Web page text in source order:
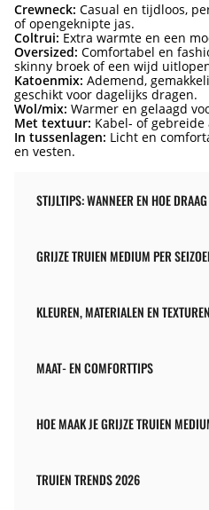
Crewneck: Casual en tijdloos,
of opengeknipte jas.
Coltrui: Extra warmte en een
Oversized: Comfortabel en
skinny broek of een wijd
Katoenmix: Ademend,
geschikt voor dagelijks dragen.
Wol/mix: Warmer en gelaagd
Met textuur: Kabel- of
In tussenlagen: Licht en
en vesten.
STIJLTIPS: WANNEER EN HOE
GRIJZE TRUIEN MEDIUM PER
KLEUREN, MATERIALEN EN TEXTUREN
MAAT- EN COMFORTTIPS
HOE MAAK JE GRIJZE TRUIEN
TRUIEN TRENDS 2026